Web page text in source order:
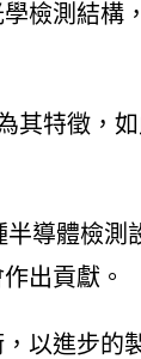
檢測結構
其特徵，
導體檢測
出貢獻。
以進步的